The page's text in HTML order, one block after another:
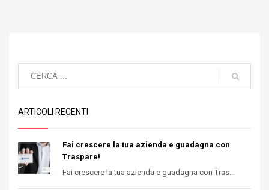
ARTICOLI RECENTI
Fai crescere la tua azienda e guadagna con
Traspare!
Fai crescere la tua azienda e guadagna con Tras...